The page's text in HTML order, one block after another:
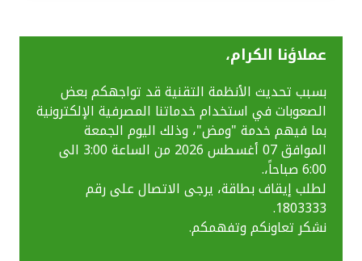
عملاؤنا الكرام،
بسبب تحديث الأنظمة التقنية قد تواجهكم بعض
الصعوبات في استخدام خدماتنا المصرفية الإلكترونية
بما فيهم خدمة "ومض"، وذلك اليوم الجمعة
الموافق 07 أغسطس 2026 من الساعة 3:00 الى
6:00 صباحاً،.
لطلب إيقاف بطاقة، يرجى الاتصال على رقم
1803333.
نشكر تعاونكم وتفهمكم.